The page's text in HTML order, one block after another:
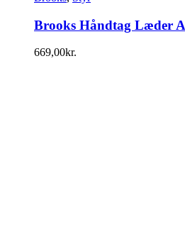
Brooks Håndtag Læder
669,00kr.